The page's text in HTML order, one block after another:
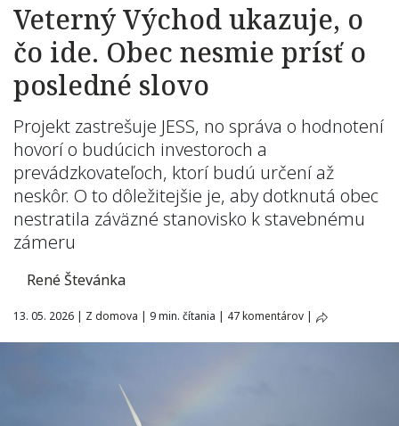
Veterný Východ ukazuje, o
čo ide. Obec nesmie prísť o
posledné slovo
Projekt zastrešuje JESS, no správa o hodnotení
hovorí o budúcich investoroch a
prevádzkovateľoch, ktorí budú určení až
neskôr. O to dôležitejšie je, aby dotknutá obec
nestratila záväzné stanovisko k stavebnému
zámeru
René Števánka
13. 05. 2026 | Z domova | 9 min. čítania | 47 komentárov |